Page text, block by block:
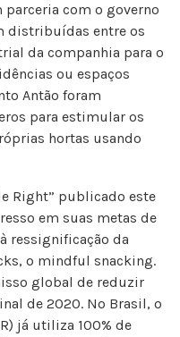
parceria com o governo
distribuídas entre os
da companhia para o
ou espaços
Antão foram
para estimular os
hortas usando
Right” publicado este
em suas metas de
ressignificação da
o mindful snacking.
global de reduzir
de 2020. No Brasil, o
já utiliza 100% de